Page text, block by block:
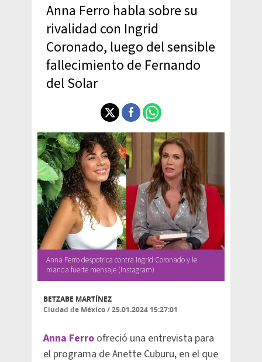
Anna Ferro habla sobre su
rivalidad con Ingrid
Coronado, luego del sensible
fallecimiento de Fernando
del Solar
Anna Ferro despotrica contra Ingrid Coronado y le
manda fuerte mensaje (Instagram)
BETZABE MARTÍNEZ
Ciudad de México/25.01.2024 15:27:01
Anna Ferro ofreció una entrevista para
el programa de Anette Cuburu, en el que